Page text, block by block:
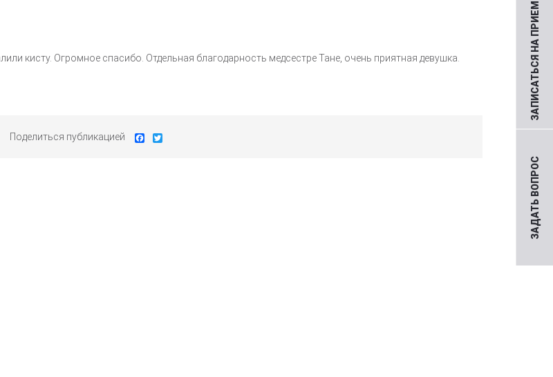
ЗАДАТЬ ВОПРОС
ЗАПИСАТЬСЯ НА ПРИЕМ
кисту. Огромное спасибо. Отдельная благодарность медсестре Тане, очень приятная девушка.
Поделиться публикацией
Facebook
Twitter